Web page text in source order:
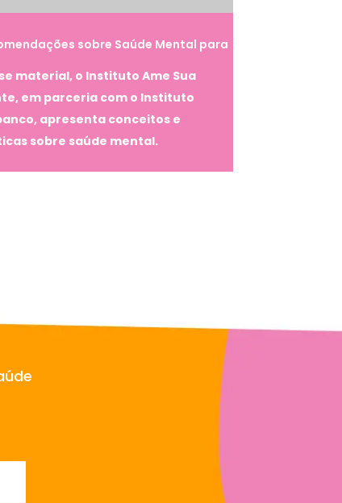
sobre Saúde Mental para
de apoio e intervenções
material, o Instituto Ame Sua
em parceria com o Instituto
apresenta conceitos e
sobre saúde mental.